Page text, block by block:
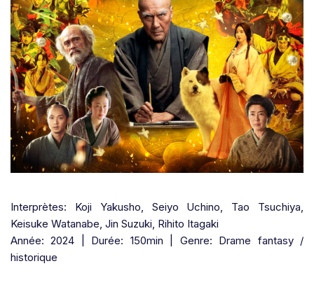
Interprètes: Koji Yakusho, Seiyo Uchino, Tao Tsuchiya,
Keisuke Watanabe, Jin Suzuki, Rihito Itagaki
Année: 2024 | Durée: 150min | Genre: Drame fantasy /
historique